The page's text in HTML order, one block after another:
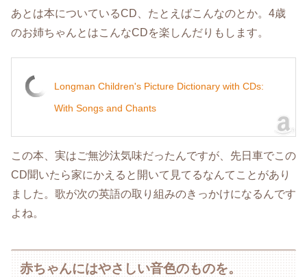
あとは本についているCD、たとえばこんなのとか。4歳
のお姉ちゃんとはこんなCDを楽しんだりもします。
Longman Children's Picture Dictionary with CDs:
With Songs and Chants
この本、実はご無沙汰気味だったんですが、先日車でこの
CD聞いたら家にかえると開いて見てるなんてことがあり
ました。歌が次の英語の取り組みのきっかけになるんです
よね。
赤ちゃんにはやさしい音色のものを。